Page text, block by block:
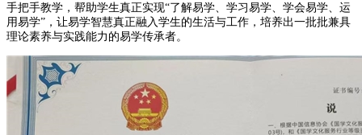
手把手教学，帮助学生真正实现“了解易学、学习易学、学会易学、运
用易学”，让易学智慧真正融入学生的生活与工作，培养出一批批兼具
理论素养与实践能力的易学传承者。